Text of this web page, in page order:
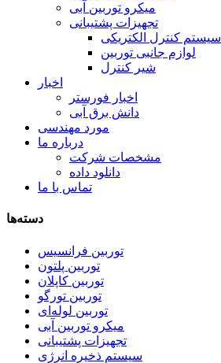
میکرو توربین آبی
تجهیزات پشتیبانی
سیستم کنترل الکتریکی
لوازم جانبی توربین
شیر کنترل
اخبار
اخبار فورستر
دانش برق آبی
مورد مهندسی
درباره ما
مشخصات شرکت
دانلود داده
تماس با ما
دسته‌ها
توربین فرانسیس
توربین پلتون
توربین کاپلان
توربین تورگو
توربین لوله‌ای
میکرو توربین آبی
تجهیزات پشتیبانی
سیستم ذخیره انرژی